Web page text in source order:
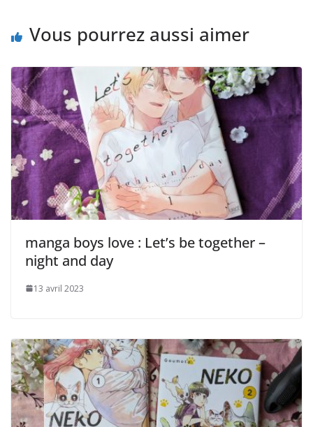
Vous pourrez aussi aimer
manga boys love : Let’s be together –
night and day
13 avril 2023